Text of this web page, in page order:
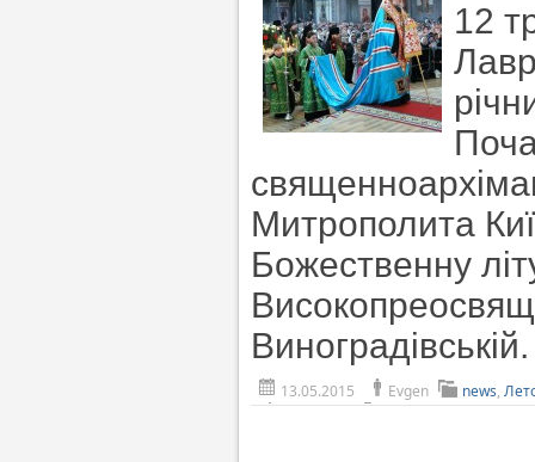
12
Митрополита
Божественну
13.05.2015 Evgen news,